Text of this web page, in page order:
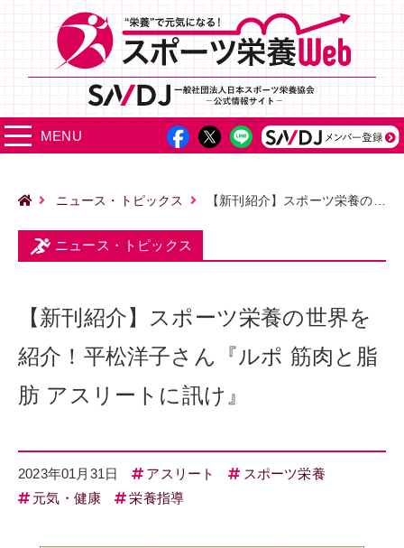
MENU
ニュース・トピックス 【新刊紹介】スポーツ栄養の世界を紹介！平松洋子さん『ルポ 筋肉と脂肪 アスリートに訊け』
ニュース・トピックス
【新刊紹介】スポーツ栄養の世界を
紹介！平松洋子さん『ルポ 筋肉と脂
肪 アスリートに訊け』
2023年01月31日 アスリート
スポーツ栄養
元気・健康
栄養指導